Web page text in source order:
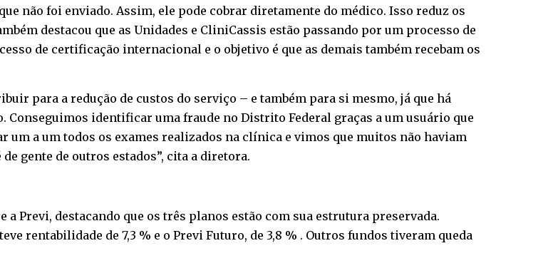
não foi enviado. Assim, ele pode cobrar diretamente do médico. Isso reduz os
destacou que as Unidades e CliniCassis estão passando por um processo de
de certificação internacional e o objetivo é que as demais também recebam os
para a redução de custos do serviço – e também para si mesmo, já que há
identificar uma fraude no Distrito Federal graças a um usuário que
um a um todos os exames realizados na clínica e vimos que muitos não haviam
gente de outros estados”, cita a diretora.
Previ, destacando que os três planos estão com sua estrutura preservada.
rentabilidade de 7,3 % e o Previ Futuro, de 3,8 % . Outros fundos tiveram queda